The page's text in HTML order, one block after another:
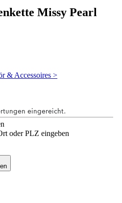
Missy Pearl
& Accessoires >
oder PLZ eingeben